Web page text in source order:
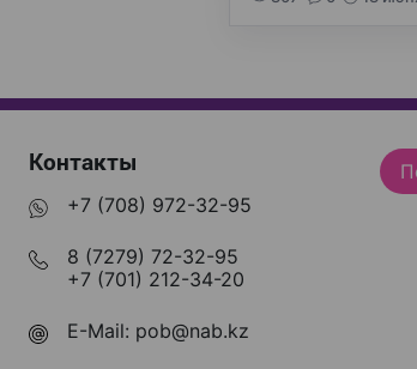
Контакты
+7 (708) 972-32-95
8 (7279) 72-32-95
+7 (701) 212-34-20
E-Mail: pob@nab.kz